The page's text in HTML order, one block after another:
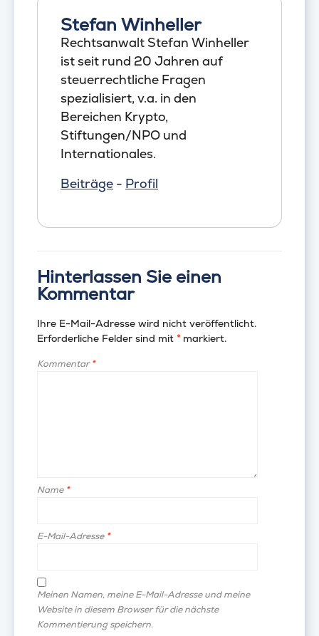
Stefan Winheller
Rechtsanwalt Stefan Winheller
ist seit rund 20 Jahren auf
steuerrechtliche Fragen
spezialisiert, v.a. in den
Bereichen Krypto,
Stiftungen/NPO und
Internationales.
Beiträge - Profil
Hinterlassen Sie einen
Kommentar
Ihre E-Mail-Adresse wird nicht veröffentlicht.
Erforderliche Felder sind mit *markiert.
Kommentar*
Name *
E-Mail-Adresse *
Meinen Namen, meine E-Mail-Adresse und meine
Website in diesem Browser für die nächste
Kommentierung speichern.